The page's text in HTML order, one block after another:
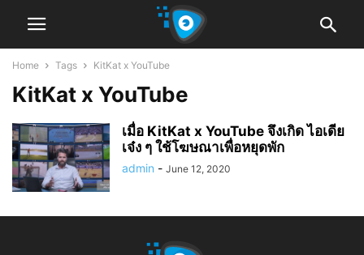
Home Tags KitKat x YouTube
KitKat x YouTube
เมื่อ KitKat x YouTube จึงเกิด ไอเดีย
เจ๋ง ๆ ใช้โฆษณาเพื่อหยุดพัก
admin - June 12, 2020